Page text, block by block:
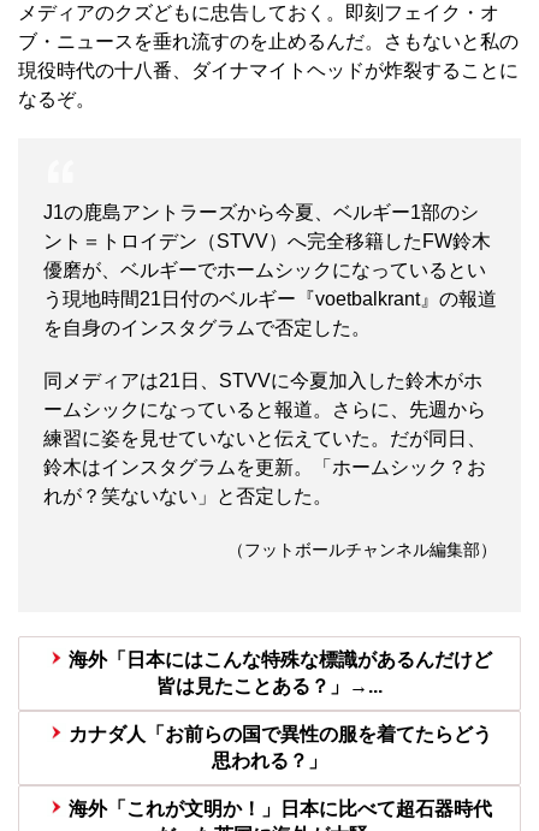
メディアのクズどもに忠告しておく。即刻フェイク・オ
ブ・ニュースを垂れ流すのを止めるんだ。さもないと私の
現役時代の十八番、ダイナマイトヘッドが炸裂することに
なるぞ。
J1の鹿島アントラーズから今夏、ベルギー1部のシ
ント＝トロイデン （STVV）へ完全移籍したFW鈴木
優磨が、ベルギーでホームシックになっているとい
う現地時間21日付のベルギー『voetbalkrant』の報道
を自身のインスタグラムで否定した。
同メディアは21日、STVVに今夏加入した鈴木がホ
ームシックになっていると報道。さらに、先週から
練習に姿を見せていないと伝えていた。だが同日、
鈴木はインスタグラムを更新。「ホームシック？お
れが？笑ないない」と否定した。
（フットボールチャンネル編集部）
海外「日本にはこんな特殊な標識があるんだけど
皆は見たことある？」→...
カナダ人「お前らの国で異性の服を着てたらどう
思われる？」
海外「これが文明か！」日本に比べて超石器時代